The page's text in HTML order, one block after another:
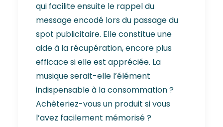
qui facilite ensuite le rappel du
message encodé lors du passage du
spot publicitaire. Elle constitue une
aide à la récupération, encore plus
efficace si elle est appréciée. La
musique serait-elle l’élément
indispensable à la consommation ?
Achèteriez-vous un produit si vous
l’avez facilement mémorisé ?